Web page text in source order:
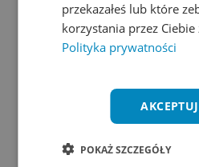
przekazałeś lub które
korzystania przez Ciebie
Polityka prywatności
POKAŻ SZCZEGÓŁY